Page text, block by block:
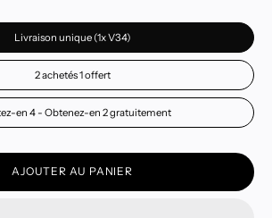
Livraison unique (1x V34)
2 achetés 1 offert
en 4 - Obtenez-en 2 gratuitement
AJOUTER AU PANIER